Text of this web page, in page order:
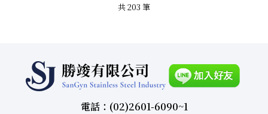
共 203 筆
電話：(02)2601-6090~1